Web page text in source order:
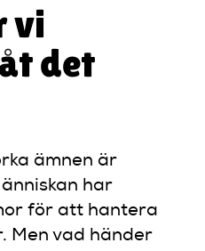
vi
det
ämnen är
har
för att hantera
Men vad händer